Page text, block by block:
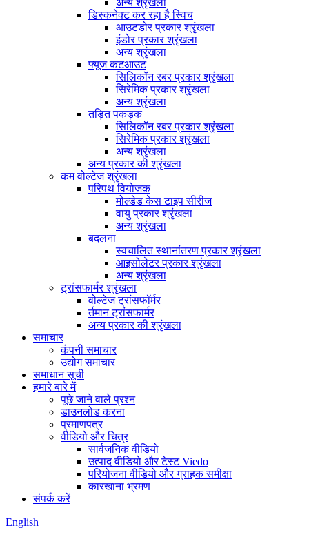
अन्य श्रृंखला
डिस्कनेक्ट कर रहा है स्विच
आउटडोर प्रकार श्रृंखला
इंडोर प्रकार श्रृंखला
अन्य श्रृंखला
फ्यूज कटआउट
सिलिकॉन रबर प्रकार श्रृंखला
सिरेमिक प्रकार श्रृंखला
अन्य श्रृंखला
तड़ित पकड़क
सिलिकॉन रबर प्रकार श्रृंखला
सिरेमिक प्रकार श्रृंखला
अन्य श्रृंखला
अन्य प्रकार की श्रृंखला
कम वोल्टेज श्रृंखला
परिपथ वियोजक
मोल्डेड केस टाइप सीरीज
वायु प्रकार श्रृंखला
अन्य श्रृंखला
बदलना
स्वचालित स्थानांतरण प्रकार श्रृंखला
आइसोलेटर प्रकार श्रृंखला
अन्य श्रृंखला
ट्रांसफार्मर श्रृंखला
वोल्टेज ट्रांसफॉर्मर
र्तमान ट्रांसफार्मर
अन्य प्रकार की श्रृंखला
समाचार
कंपनी समाचार
उद्योग समाचार
समाधान सूची
हमारे बारे में
पूछे जाने वाले प्रश्न
डाउनलोड करना
प्रमाणपत्र
वीडियो और चित्र
सार्वजनिक वीडियो
उत्पाद वीडियो और टेस्ट Viedo
परियोजना वीडियो और ग्राहक समीक्षा
कारखाना भ्रमण
संपर्क करें
English